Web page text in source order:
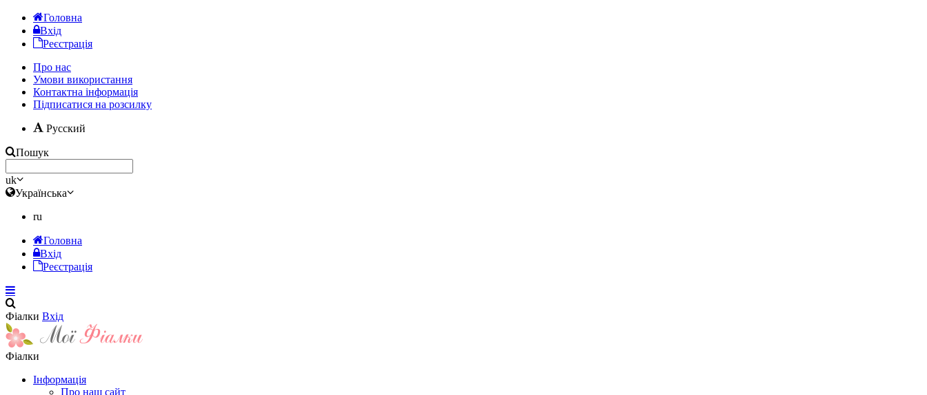
Головна
Вхід
Реєстрація
Про нас
Умови використання
Контактна інформація
Підписатися на розсилку
Русский
Пошук
uk
Українська
ru
Головна
Вхід
Реєстрація
Фіалки Вхід
Фіалки
Інформація
Про наш сайт